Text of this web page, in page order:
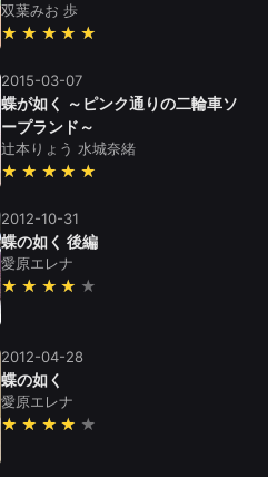
双葉みお 歩
★★★★★
2015-03-07
蝶が如く ～ピンク通りの二輪車ソ
ープランド～
辻本りょう 水城奈緒
★★★★★
2012-10-31
蝶の如く 後編
愛原エレナ
★★★★
2012-04-28
蝶の如く
愛原エレナ
★★★★